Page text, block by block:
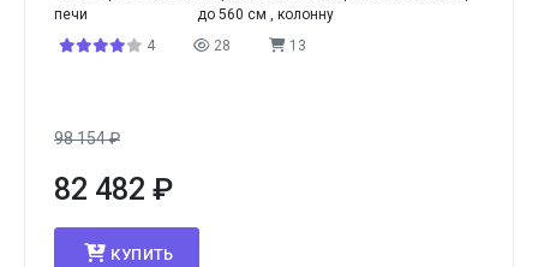
печи
до 560 см , колонну
4
28 13
98 154₽
82 482 ₽
КУПИТЬ